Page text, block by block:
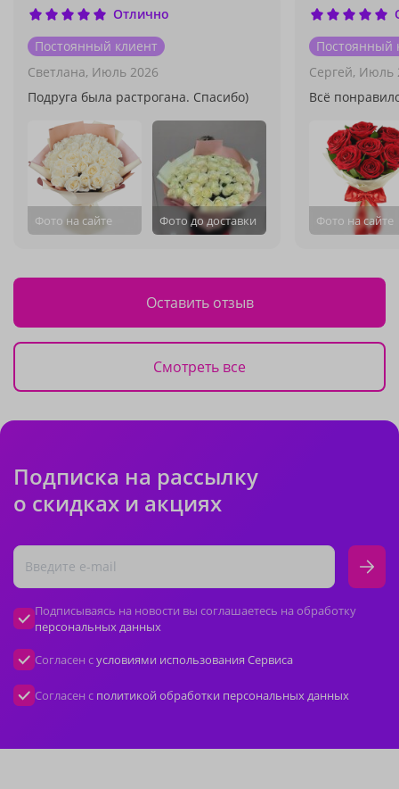
Отлично
Постоянный клиент
Светлана, Июль 2026
Подруга была растрогана. Спасибо)
Фото на сайте Фото до доставки
Постоянный
Сергей, Июль
Всё
Фото на сайте
Оставить отзыв
Смотреть все
Подписка на рассылку
о скидках и акциях
Подписываясь на новости вы соглашаетесь на обработку
персональных данных
Согласен сусловиями использования Сервиса
Согласен с политикой обработки персональных данных